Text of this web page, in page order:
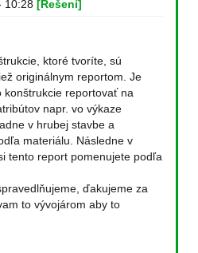
10:28 [Řešení]
ktoré tvoríte, sú
originálnym reportom. Je
konštrukcie reportovať na
napr. vo výkaze
v hrubej stavbe a
materiálu. Následne v
tento report pomenujete podľa
ďakujeme za
to vývojárom aby to